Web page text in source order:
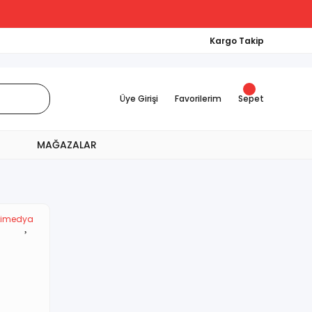
Kargo Takip
Üye Girişi Favorilerim Sepet
MAĞAZALAR